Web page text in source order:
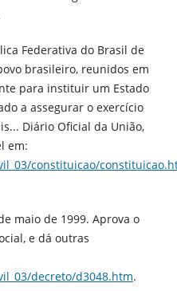
Federativa do Brasil de
brasileiro, reunidos em
para instituir um Estado
a assegurar o exercício
Diário Oficial da União,
em:
constituicao/
maio de 1999. Aprova o
e dá outras
decreto/d3048.htm.